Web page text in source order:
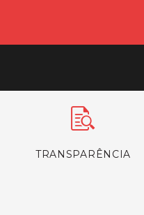
TRANSPARÊNCIA